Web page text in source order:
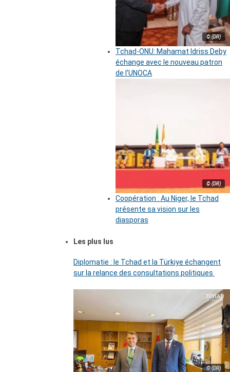
© (DR)
Tchad-ONU: Mahamat Idriss Deby
échange avec le nouveau patron
de l’UNOCA
© (DR)
Coopération : Au Niger, le Tchad
présente sa vision sur les
diasporas
Les plus lus
Diplomatie : le Tchad et la Türkiye échangent
sur la relance des consultations politiques
© (DR)